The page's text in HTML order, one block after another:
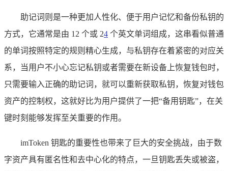
助记词则是一种更加人性化、便于用户记忆和备份私钥的
方式，它通常是由 12 个或 24 个英文单词组成，这串看似普通
的单词按照特定的规则精心生成，与私钥存在着紧密的对应关
系，当用户不小心忘记私钥或者需要在新设备上恢复钱包时，
只需要输入正确的助记词，就可以重新获取私钥，恢复对钱包
资产的控制权，这就好比为用户提供了一把“备用钥匙”，在关
键时刻能够发挥至关重要的作用。
imToken 钥匙的重要性也带来了巨大的安全挑战，由于数
字资产具有匿名性和去中心化的特点，一旦钥匙丢失或被盗，